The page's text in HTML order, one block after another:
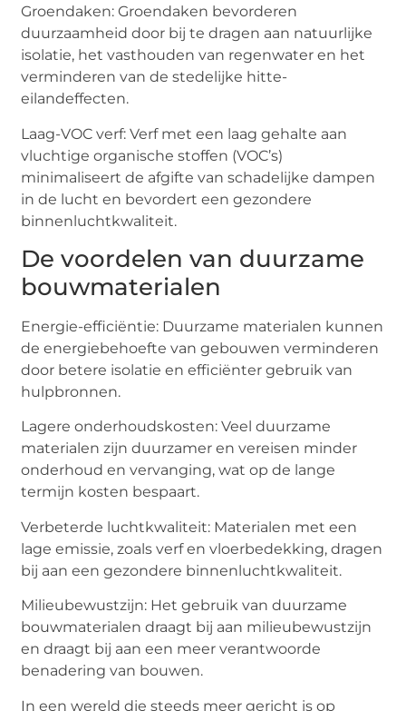
Groendaken: Groendaken bevorderen
duurzaamheid door bij te dragen aan natuurlijke
isolatie, het vasthouden van regenwater en het
verminderen van de stedelijke hitte-
eilandeffecten.
Laag-VOC verf: Verf met een laag gehalte aan
vluchtige organische stoffen (VOC’s)
minimaliseert de afgifte van schadelijke dampen
in de lucht en bevordert een gezondere
binnenluchtkwaliteit.
De voordelen van duurzame
bouwmaterialen
Energie-efficiëntie: Duurzame materialen kunnen
de energiebehoefte van gebouwen verminderen
door betere isolatie en efficiënter gebruik van
hulpbronnen.
Lagere onderhoudskosten: Veel duurzame
materialen zijn duurzamer en vereisen minder
onderhoud en vervanging, wat op de lange
termijn kosten bespaart.
Verbeterde luchtkwaliteit: Materialen met een
lage emissie, zoals verf en vloerbedekking, dragen
bij aan een gezondere binnenluchtkwaliteit.
Milieubewustzijn: Het gebruik van duurzame
bouwmaterialen draagt bij aan milieubewustzijn
en draagt bij aan een meer verantwoorde
benadering van bouwen.
In een wereld die steeds meer gericht is op